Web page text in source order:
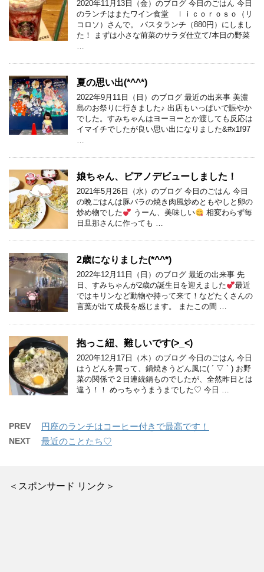
2020年11月13日（金）のブログ 今日のごはん 今日
のランチはまたワイン食堂 ｌｉｃｏｒｏｓｏ（リ
コロソ）さんで。 パスタランチ（880円）にしまし
た！ まずは小さな前菜のサラダ仕立て/本日の野菜
…
夏の思い出(*^^*)
2022年9月11日（日）のブログ 最近の出来事 美濃
島のお祭りに行きました♪ 出店もいっぱいで賑やか
でした。すみちゃんはヨーヨーとか渡しても反応は
イマイチでしたが良い思い出になりました&#x1f97
…
娘ちゃん、ピアノデビューしました！
2021年5月26日（水）のブログ 今日のごはん 今日
の晩ごはんは豚バラの焼き肉風炒めともやしと卵の
炒め物でした
うーん、美味しい
相変わらず毎
日旦那さんに作っても …
2歳になりました(*^^*)
2022年12月11日（日）のブログ 最近の出来事 先
日、すみちゃんが2歳の誕生日を迎えました
最近
ではキリンなど動物や持って来て！などたくさんの
言葉が出て成長を感じます。 またこの間 …
抱っこ紐、難しいです(>_<)
2020年12月17日（木）のブログ 今日のごはん 今日
はうどんを買って、鍋焼きうどん風に( ´ ▽ ` ) お野
菜の関係で２日連続鍋ものでしたが、全然昨日とは
違う！！ めっちゃうまうまでした♡ 今日 …
PREV 円座のランチはコーヒー付きで最高です！
NEXT 最近のことたち♡
＜スポンサード リンク＞